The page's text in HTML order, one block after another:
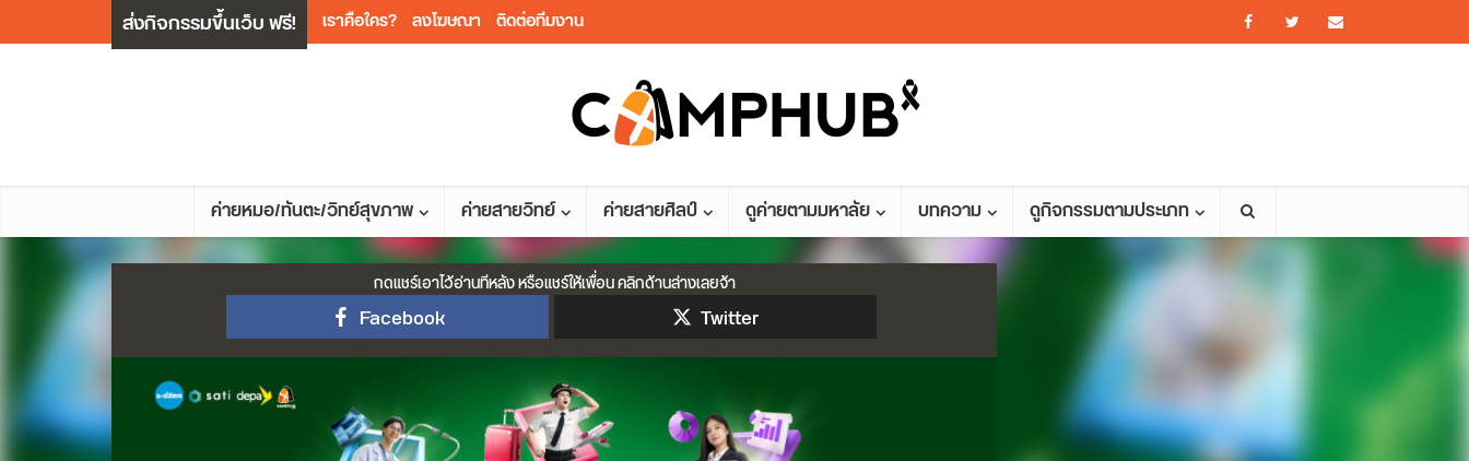
ส่งกิจกรรมขึ้นเว็บ ฟรี! เราคือใคร? ลงโฆษณา ติดต่อทีมงาน
ค่ายหมอ/ทันตะ/วิทย์สุขภาพ ค่ายสายวิทย์ ค่ายสายศิลป์ ดูค่ายตามมหาลัย บทความ ดูกิจกรรมตามประเภท
กดแชร์เอาไว้อ่านทีหลัง หรือแชร์ให้เพื่อน คลิกด้านล่างเลยจ้า
Facebook Twitter